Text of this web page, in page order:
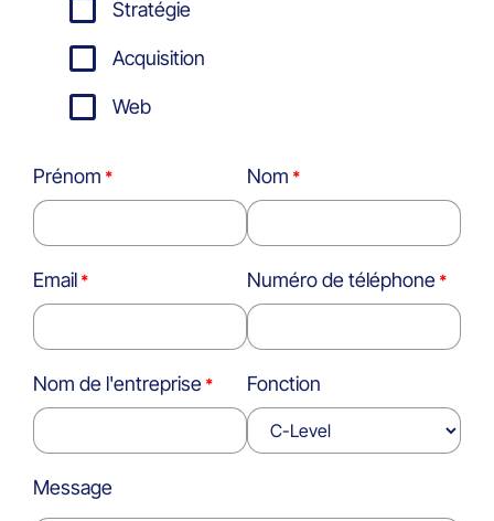
Stratégie
Acquisition
Web
Prénom Nom
Email Numéro de téléphone
Nom de l'entreprise Fonction
Message